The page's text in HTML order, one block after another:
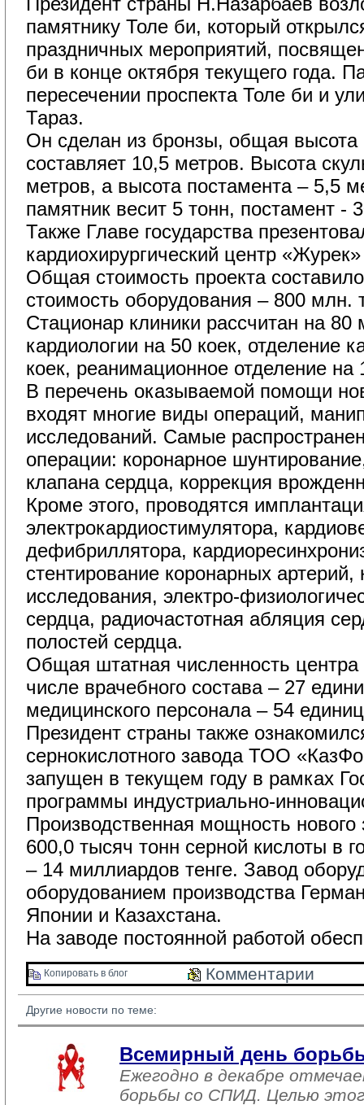
памятнику Толе би, который
праздничных мероприятий,
би в конце октября текущего года.
пересечении проспекта Толе би и
Тараз.
Он сделан из бронзы, общая высота
составляет 10,5 метров. Высота
метров, а высота постамента – 5,5
памятник весит 5 тонн, постамент -
Также Главе государства
кардиохирургический центр
Общая стоимость проекта
стоимость оборудования – 800 млн.
Стационар клиники рассчитан на 80
кардиологии на 50 коек, отделение
коек, реанимационное отделение на
В перечень оказываемой помощи
входят многие виды операций,
исследований. Самые
операции: коронарное
клапана сердца, коррекция
Кроме этого, проводятся
электрокардиостимулятора,
дефибриллятора,
стентирование коронарных
исследования, электро-
сердца, радиочастотная абляция
полостей сердца.
Общая штатная численность
числе врачебного состава – 27
медицинского персонала – 54
Президент страны также
сернокислотного завода ТОО
запущен в текущем году в рамках
программы индустриально-
Производственная мощность нового
600,0 тысяч тонн серной кислоты в
– 14 миллиардов тенге. Завод
оборудованием производства
Японии и Казахстана.
На заводе постоянной работой
Копировать в блог Комментарии
Другие новости по теме:
Всемирный день
Ежегодно в декабре
борьбы со СПИД. Целью